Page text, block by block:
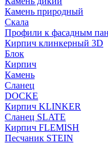
Камень природный
Скала
Профили к фасадным
Кирпич клинкерный 3D
Блок
Кирпич
Камень
Сланец
DOCKE
Кирпич KLINKER
Сланец SLATE
Кирпич FLEMISH
Пес­ча­ник STEIN